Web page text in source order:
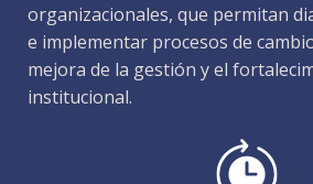
organizacionales, que permitan
e implementar procesos de
mejora de la gestión y el
institucional.